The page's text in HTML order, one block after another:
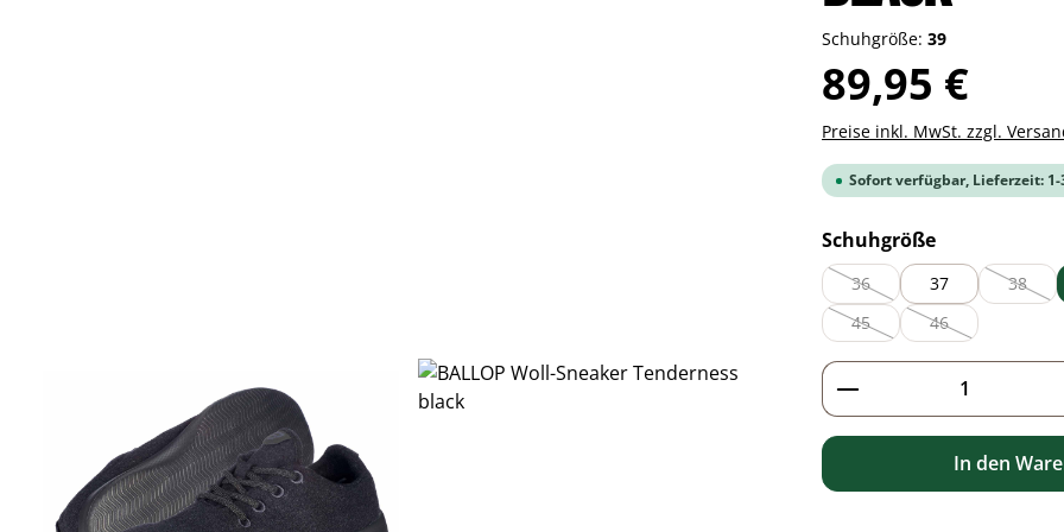
Schuhgröße: 39
Regulärer Preis:
89,95 €
Preise inkl. MwSt. zzgl.
Sofort verfügbar, Lieferzeit: 1-
Schuhgrößeauswählen
36
(Diese Option ist zurzeit nicht
37 38
45
(Diese Option ist zurzeit nicht
46
(Diese Option ist
Produkt Anzahl:
In den